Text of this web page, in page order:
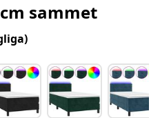
sammet